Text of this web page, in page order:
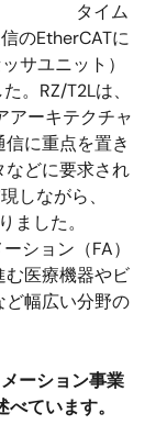
タイム
のEtherCATに
サユニット）
。RZ/T2Lは、
アーキテクチャ
に重点を置き
などに要求され
しながら、
ました。
ション（FA）
む医療機器やビ
ど幅広い分野の
ーション事業
ています。